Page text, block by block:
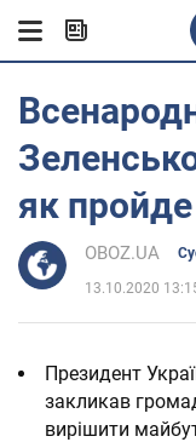
як пройде
OBOZ.UA
13.10.2020
Президент
закликав
вирішити